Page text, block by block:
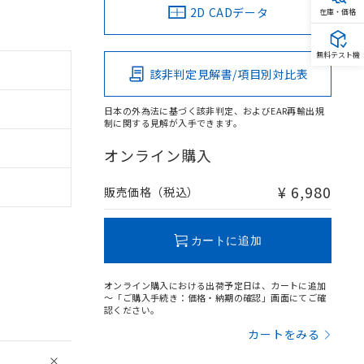
2D CADデータ
該非判定見解書/項目別対比表
日本の外為法に基づく該非判定、およびEAR再輸出規
制に関する見解が入手できます。
オンライン購入
販売価格（税込） ¥ 6,980
カートに追加
オンライン購入における出荷予定日は、カートに追加
～「ご購入手続き：価格・納期の確認」画面にてご確
認ください。
カートをみる
在庫・価格
無料テスト機